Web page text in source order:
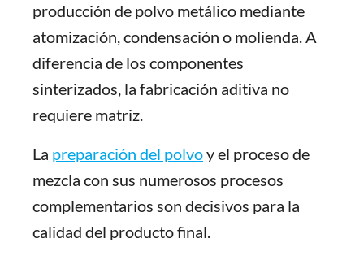
producción de polvo metálico mediante
atomización, condensación o molienda. A
diferencia de los componentes
sinterizados, la fabricación aditiva no
requiere matriz.
La preparación del polvoy el proceso de
mezcla con sus numerosos procesos
complementarios son decisivos para la
calidad del producto final.